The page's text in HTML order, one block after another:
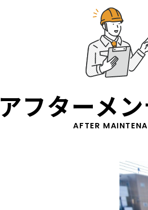
アフターメ
AFTER